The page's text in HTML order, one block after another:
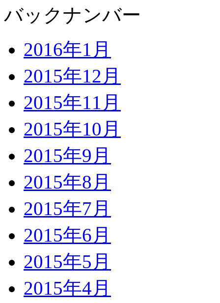
バックナンバー
2016年1月
2015年12月
2015年11月
2015年10月
2015年9月
2015年8月
2015年7月
2015年6月
2015年5月
2015年4月